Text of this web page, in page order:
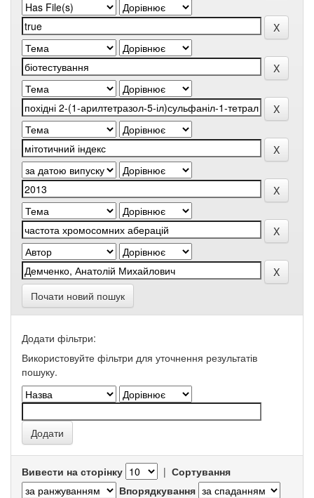
Почати новий пошук
Додати фільтри:
Використовуйте фільтри для уточнення результатів
пошуку.
Вивести на сторінку | Сортування
Впорядкування